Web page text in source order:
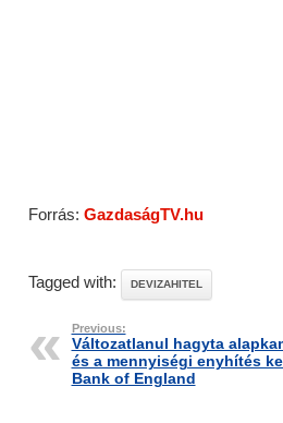
Forrás: GazdaságTV.hu
Tagged with: DEVIZAHITEL
Previous:
Változatlanul hagyta
és a mennyiségi enyhítés
Bank of England